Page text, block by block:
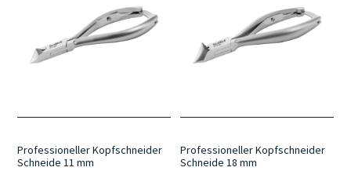
Professioneller Kopfschneider
Schneide 11 mm
Professioneller Kopfschneider
Schneide 18 mm